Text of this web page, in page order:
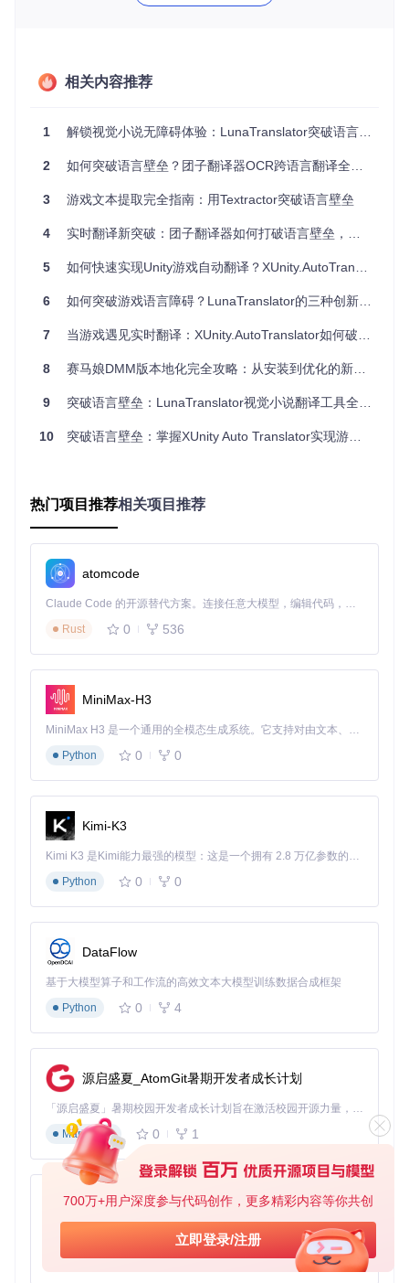
700万+用户深度参与代码创作，更多精彩内容等你共创
立即登录/注册
：完美支持UGUI、TextMeshPro、NGUI等主流
准备工作：选择合适的插件管理器
在开始安装前，需要根据你的游戏版本和个人需求选择合适的
戏
完善
MelonLoad
er
游戏
性
UnityInject
独立游戏
无需额外依赖，安装简
执行要点：获取与安装项目文件
克隆项目代码
文件部署
根据选择的插件管理器，将对应版本的文件解压至游戏
目录
BepInEx用户：放置于BepInEx/plugins/XUnity.AutoTra
nslator/
MelonLoader用户：放置于Mods/XUnity.AutoTranslato
首次配置运行游戏后，插件会自动生成配置文件，无需手
动创建
验证方法：确认安装成功
启动游戏后，按下ALT+0组合键，如果能看到插件控制面板，
则表示安装成功。初次使用时，建议先进行简单翻译测试，确
保基础功能正常。
深度解析：插件工作原理与核心功能
实时翻译流程：从检测到显示的全过程
内容提取：智能提取需要翻译的文本内容，排除界面元素
标识
翻译处理：根据配置的翻译服务进行文本转换
结果替换 ：将翻译结果无缝替换原始文本，保持界面布局
多翻译服务对比：选择最适合你的方案
免费服务方案
日常使用
DeepLTranslate ：欧洲语言翻译质量突出，响应速度快
认证服务方案
GoogleTranslateLegitimate：需API密钥，适合商业用
途，稳定性高
BingTranslateLegitimate：Azure云服务支持，适合企业
级应用
DeepLTranslateLegitimate：专业翻译服务，适合对质量
有高要求的场景
场景化解决方案：应对不同游戏环境
相关内容推荐
1 解锁视觉小说无障碍体验：LunaTranslator突破语言壁垒完全指南
2 如何突破语言壁垒？团子翻译器OCR跨语言翻译全方位使用指南
3 游戏文本提取完全指南：用Textractor突破语言壁垒
4 实时翻译新突破：团子翻译器如何打破语言壁垒，让跨语言交流无障碍
5 如何快速实现Unity游戏自动翻译？XUnity.AutoTranslator完整指南
6 如何突破游戏语言障碍？LunaTranslator的三种创新用法让你畅玩全球游戏
7 当游戏遇见实时翻译：XUnity.AutoTranslator如何破解Unity引擎的多语言困境
8 赛马娘DMM版本地化完全攻略：从安装到优化的新手进阶指南
9 突破语言壁垒：LunaTranslator视觉小说翻译工具全场景应用指南
10 突破语言壁垒：掌握XUnity Auto Translator实现游戏实时翻译
热门项目推荐相关项目推荐
atomcode
Claude Code 的开源替代方案。连接任意大模型，编辑代码，运行命令，自动验证 — 全自动执行。用 Rust 构建，极致性能。 ｜ An open-source alternative to Claude Code. Connect any LLM, edit code, run commands, and verify changes — autonomously. Built in Rust for speed. Get Started
Rust
0 536
MiniMax-H3
MiniMax H3 是一个通用的全模态生成系统。它支持对由文本、图像、视频和音频组成的多模态上下文进行统一理解，并能生成分辨率高达 2K、时长可达 15 秒的带原生立体声音频的视频。得益于面向任务泛化的系统设计，H3 在预训练阶段就已具备广泛的多模态上下文理解与生成能力，能够出色地执行复杂的多模态指令。
Python
0 0
Kimi-K3
Kimi K3 是Kimi能力最强的模型：这是一个拥有 2.8 万亿参数的混合专家（MoE）模型，具备原生视觉理解能力，并支持 100 万 token 的上下文窗口。
Python
0 0
DataFlow
基于大模型算子和工作流的高效文本大模型训练数据合成框架
Python
0 4
源启盛夏_AtomGit暑期开发者成长计划
「源启盛夏」暑期校园开发者成长计划旨在激活校园开源力量，通过积分激励、认证扶持、资源倾斜等形式，引导高校组织和开发者完成「入驻 — 建项目 — 做贡献 — 获认证 — 得资源」的完整闭环。无论你是想带领社团入驻平台的组织者，还是希望用代码贡献证明自己的开发者，都能在这里找到属于你的成长路径。
Markdown
0 1
py-xiaozhi
基于Python的Xiaozhi AI，适用于想要完整Xiaozhi体验而无需拥有专用硬件的用户。
Python
0 1